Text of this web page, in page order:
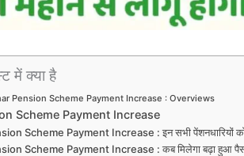
में क्या है
Pension Scheme Payment Increase : Overviews
Scheme Payment Increase
Scheme Payment Increase : इन सभी पेंशनधारियों को
Scheme Payment Increase : कब मिलेगा बढ़ा हुआ